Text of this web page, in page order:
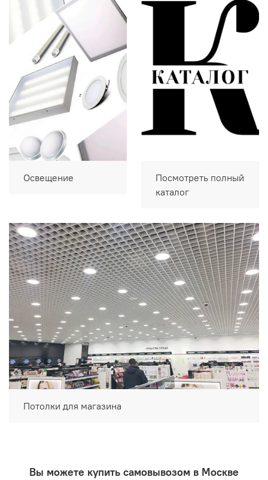
Освещение
Посмотреть полный
каталог
Потолки для магазина
Вы можете купить самовывозом в Москве